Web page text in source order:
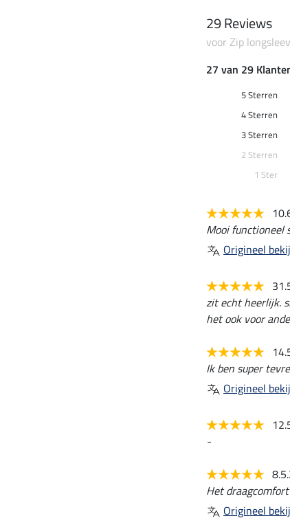
29 Reviews
voor Zip
27 van 29
5 Sterren
4 Sterren
3 Sterren
2 Sterren
1 Ster
Mooi functioneel
Origineel
zit echt heerlijk.
het ook voor
Ik ben super
Origineel
-
Het
Origineel